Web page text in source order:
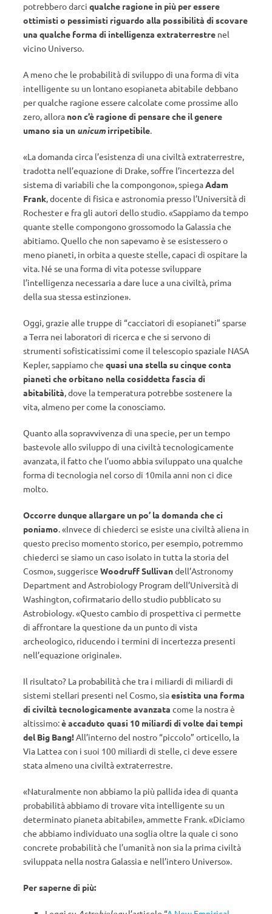
potrebbero darci qualche ragione in più per essere
ottimisti o pessimisti riguardo alla possibilità di scovare
una qualche forma di intelligenza extraterrestre nel
vicino Universo.
A meno che le probabilità di sviluppo di una forma di vita
intelligente su un lontano esopianeta abitabile debbano
per qualche ragione essere calcolate come prossime allo
zero, allora non c’è ragione di pensare che il genere
umano sia un unicumirripetibile.
«La domanda circa l’esistenza di una civiltà extraterrestre,
tradotta nell’equazione di Drake, soffre l’incertezza del
sistema di variabili che la compongono», spiegaAdam
Frank, docente di fisica e astronomia presso l’Università di
Rochester e fra gli autori dello studio. «Sappiamo da tempo
quante stelle compongono grossomodo la Galassia che
abitiamo. Quello che non sapevamo è se esistessero o
meno pianeti, in orbita a queste stelle, capaci di ospitare la
vita. Né se una forma di vita potesse sviluppare
l’intelligenza necessaria a dare luce a una civiltà, prima
della sua stessa estinzione».
Oggi, grazie alle truppe di “cacciatori di esopianeti” sparse
a Terra nei laboratori di ricerca e che si servono di
strumenti sofisticatissimi come il telescopio spaziale NASA
Kepler, sappiamo che quasi una stella su cinque conta
pianeti che orbitano nella cosiddetta fascia di
abitabilità, dove la temperatura potrebbe sostenere la
vita, almeno per come la conosciamo.
Quanto alla sopravvivenza di una specie, per un tempo
bastevole allo sviluppo di una civiltà tecnologicamente
avanzata, il fatto che l’uomo abbia sviluppato una qualche
forma di tecnologia nel corso di 10mila anni non ci dice
molto.
Occorre dunque allargare un po’ la domanda che ci
poniamo. «Invece di chiederci se esiste una civiltà aliena in
questo preciso momento storico, per esempio, potremmo
chiederci se siamo un caso isolato in tutta la storia del
Cosmo», suggerisce Woodruff Sullivandell’Astronomy
Department and Astrobiology Program dell’Università di
Washington, cofirmatario dello studio pubblicato su
Astrobiology. «Questo cambio di prospettiva ci permette
di affrontare la questione da un punto di vista
archeologico, riducendo i termini di incertezza presenti
nell’equazione originale».
Il risultato? La probabilità che tra i miliardi di miliardi di
sistemi stellari presenti nel Cosmo, siaesistita una forma
di civiltà tecnologicamente avanzata come la nostra è
altissimo:è accaduto quasi 10 miliardi di volte dai tempi
del Big Bang!All’interno del nostro “piccolo” orticello, la
Via Lattea con i suoi 100 miliardi di stelle, ci deve essere
stata almeno una civiltà extraterrestre.
«Naturalmente non abbiamo la più pallida idea di quanta
probabilità abbiamo di trovare vita intelligente su un
determinato pianeta abitabile», ammette Frank. «Diciamo
che abbiamo individuato una soglia oltre la quale ci sono
concrete probabilità che l’umanità non sia la prima civiltà
sviluppata nella nostra Galassia e nell’intero Universo».
Per saperne di più: